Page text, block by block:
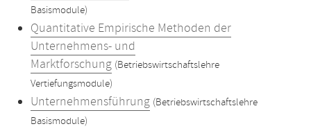
Basismodule)
Quantitative Empirische Methoden der
Unternehmens- und
Marktforschung (Betriebswirtschaftslehre
Vertiefungsmodule)
Unternehmensführung (Betriebswirtschaftslehre
Basismodule)